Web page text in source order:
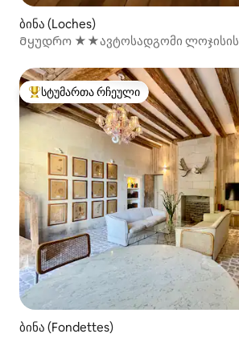
ბინა (Loches)
Მყუდრო ★★ავტოსადგომი ლოჯისის
სტუმართა რჩეული მოწინავე ვარიანტი
სტუმართა რჩეული
ბინა (Fondettes)